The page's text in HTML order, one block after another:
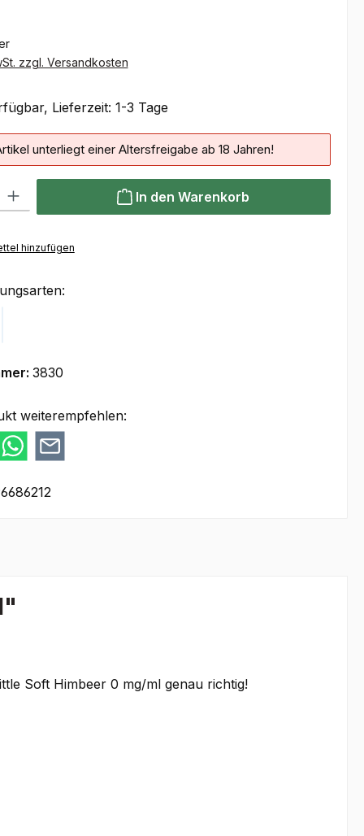
zzgl. Versandkosten
Lieferzeit: 1-3 Tage
unterliegt einer Altersfreigabe ab 18 Jahren!
In den Warenkorb
hinzufügen
3830
weiterempfehlen:
Soft Himbeer 0 mg/ml genau richtig!